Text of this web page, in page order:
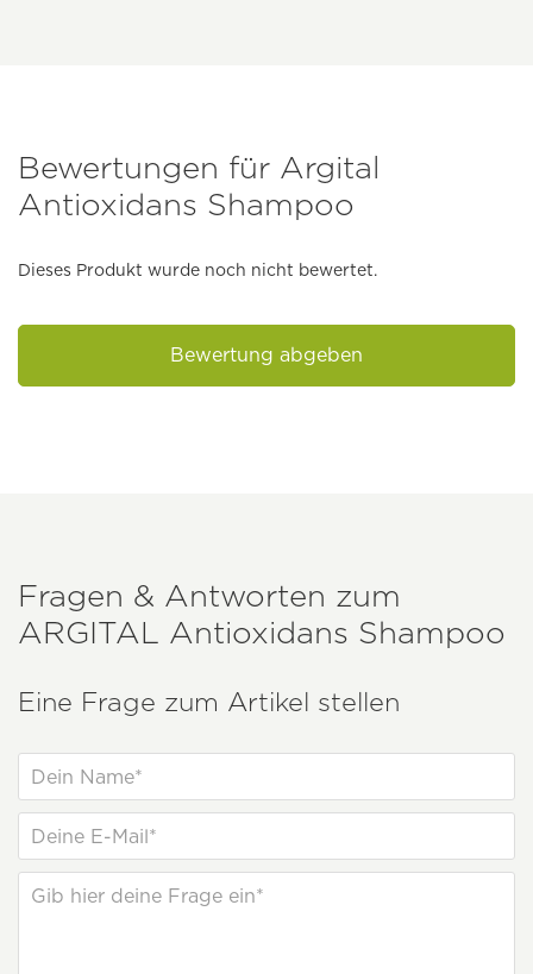
Bewertungen für Argital
Antioxidans Shampoo
Dieses Produkt wurde noch nicht bewertet.
Bewertung abgeben
Fragen & Antworten zum
ARGITAL Antioxidans Shampoo
Eine Frage zum Artikel stellen